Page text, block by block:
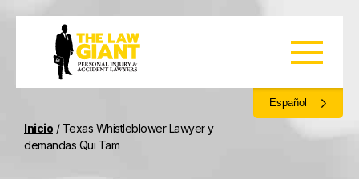
Español
Inicio / Texas Whistleblower Lawyer y
demandas Qui Tam